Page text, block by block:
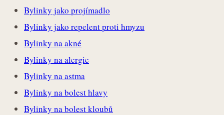
Bylinky jako projímadlo
Bylinky jako repelent proti hmyzu
Bylinky na akné
Bylinky na alergie
Bylinky na astma
Bylinky na bolest hlavy
Bylinky na bolest kloubů